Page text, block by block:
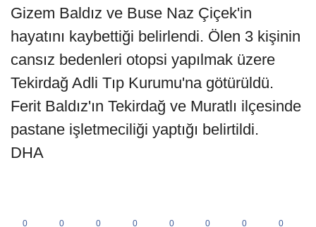
Gizem Baldız ve Buse Naz Çiçek'in
hayatını kaybettiği belirlendi. Ölen 3 kişinin
cansız bedenleri otopsi yapılmak üzere
Tekirdağ Adli Tıp Kurumu'na götürüldü.
Ferit Baldız'ın Tekirdağ ve Muratlı ilçesinde
pastane işletmeciliği yaptığı belirtildi.
DHA